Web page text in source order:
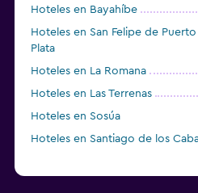
Hoteles en Bayahíbe
Hoteles en San Felipe de Puerto
Plata
Hoteles en La Romana
Hoteles en Las Terrenas
Hoteles en Sosúa
Hoteles en Santiago de los